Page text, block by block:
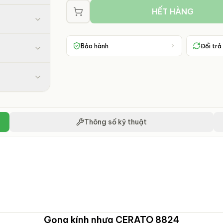
HẾT HÀNG
Bảo hành Đổi trả
Thông số kỹ thuật
Gọng kính nhựa CERATO 8824